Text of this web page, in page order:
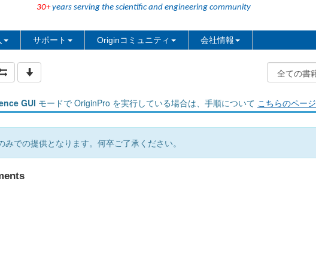
30+years serving the scientific and engineering community
サポート Originコミュニティ 会社情報
GUI モードで OriginPro を実行している場合は、手順について こちらのページ
みでの提供となります。何卒ご了承ください。